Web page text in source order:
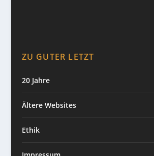
ZU GUTER LETZT
20 Jahre
Ältere Websites
Ethik